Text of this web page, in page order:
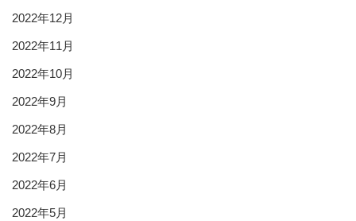
2022年12月
2022年11月
2022年10月
2022年9月
2022年8月
2022年7月
2022年6月
2022年5月